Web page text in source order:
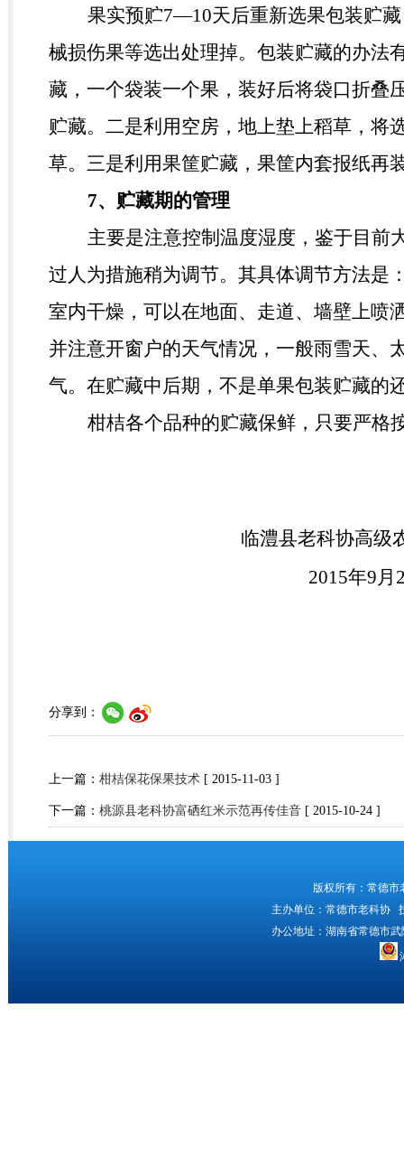
果实预贮7—10天后重新选果包装贮
械损伤果等选出处理掉。包装贮藏的办法
藏，一个袋装一个果，装好后将袋口折叠
贮藏。二是利用空房，地上垫上稻草，将
草。三是利用果筐贮藏，果筐内套报纸再
7、贮藏期的管理
主要是注意控制温度湿度，鉴于目前
过人为措施稍为调节。其具体调节方法是
室内干燥，可以在地面、走道、墙壁上喷
并注意开窗户的天气情况，一般雨雪天、
气。在贮藏中后期，不是单果包装贮藏的
柑桔各个品种的贮藏保鲜，只要严格
临澧县老科协高级
2015年9月
分享到：
上一篇： 柑桔保花保果技术 [ 2015-11-03 ]
下一篇： 桃源县老科协富硒红米示范再传佳音 [ 2015-10-24 ]
版权所有：常德
主办单位：常德市老科协
办公地址：湖南省常德市